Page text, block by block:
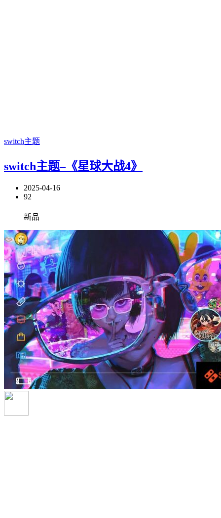
switch主题
switch主题–《星球大战4》
2025-04-16
92
新品